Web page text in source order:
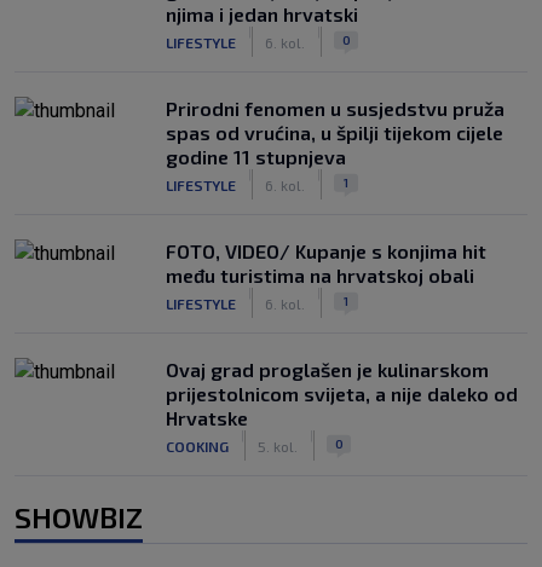
njima i jedan hrvatski
LIFESTYLE 6. kol. 0
Prirodni fenomen u susjedstvu pruža
spas od vrućina, u špilji tijekom cijele
godine 11 stupnjeva
LIFESTYLE 6. kol. 1
FOTO, VIDEO/ Kupanje s konjima hit
među turistima na hrvatskoj obali
LIFESTYLE 6. kol. 1
Ovaj grad proglašen je kulinarskom
prijestolnicom svijeta, a nije daleko od
Hrvatske
COOKING 5. kol. 0
SHOWBIZ